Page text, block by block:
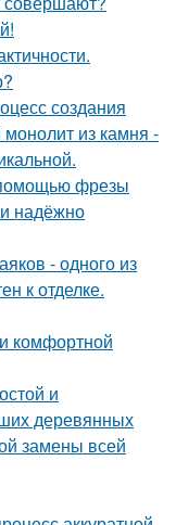
создания
из камня -
фрезы
надёжно
- одного из
к отделке.
комфортной
и
деревянных
замены всей